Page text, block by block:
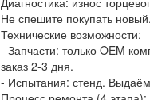
Не спешите покупать
Технические возможности:
- Запчасти: только OEM
заказ 2-3 дня.
- Испытания: стенд.